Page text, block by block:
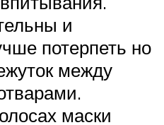
и
потерпеть но
между
маски